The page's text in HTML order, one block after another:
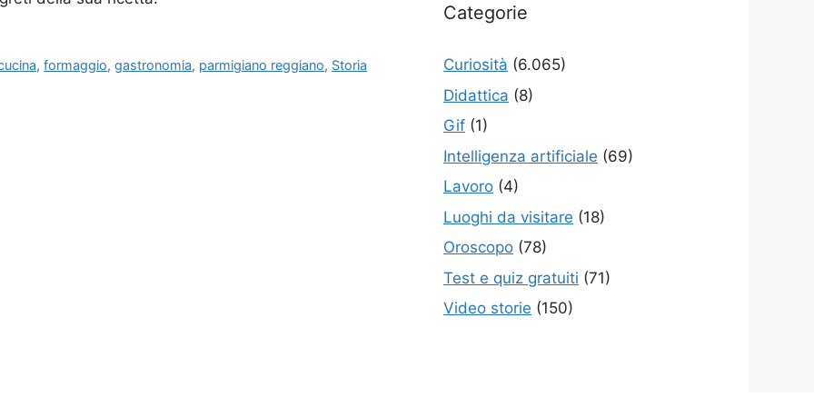
,formaggio,gastronomia, parmigiano reggiano, Storia
Categorie
Curiosità (6.065)
Didattica (8)
Gif (1)
Intelligenza artificiale (69)
Lavoro (4)
Luoghi da visitare (18)
Oroscopo (78)
Test e quiz gratuiti (71)
Video storie (150)